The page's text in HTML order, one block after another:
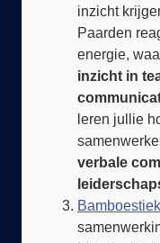
Paarden
energie,
inzicht in
leren jullie
verbale
Met slechts